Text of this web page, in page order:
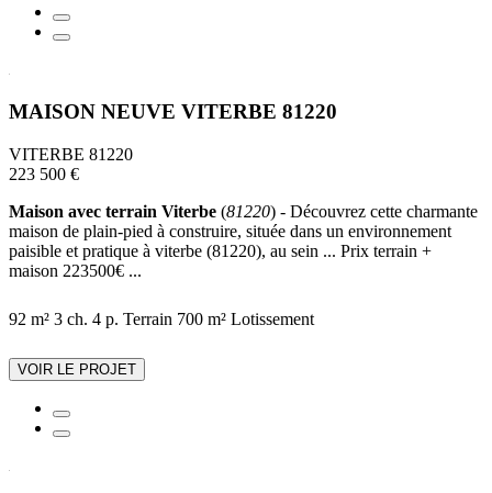
MAISON NEUVE VITERBE 81220
VITERBE 81220
223 500 €
Maison avec terrain Viterbe (81220) - Découvrez cette charmante
maison de plain-pied à construire, située dans un environnement
paisible et pratique à viterbe (81220), au sein ... Prix terrain +
maison 223500€ ...
92 m² 3 ch. 4 p. Terrain 700 m² Lotissement
VOIR LE PROJET